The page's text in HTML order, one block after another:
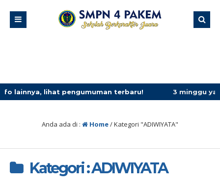
terbaru! 3 minggu yang lalu / panduan
Anda ada di : Home/Kategori "ADIWIYATA"
Kategori : ADIWIYATA